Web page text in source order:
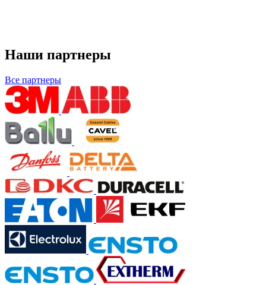
Наши партнеры
Все партнеры